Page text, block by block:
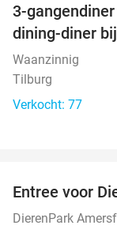
3-
dining-diner
Waanzinnig
Tilburg
Verkocht: 77
Entree voor
DierenPark